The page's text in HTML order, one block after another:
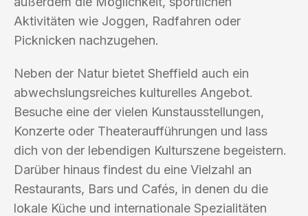
Aktivitäten wie Joggen, Radfahren oder
Picknicken nachzugehen.
Neben der Natur bietet Sheffield auch ein
abwechslungsreiches kulturelles Angebot.
Besuche eine der vielen Kunstausstellungen,
Konzerte oder Theateraufführungen und lass
dich von der lebendigen Kulturszene begeistern.
Darüber hinaus findest du eine Vielzahl an
Restaurants, Bars und Cafés, in denen du die
lokale Küche und internationale Spezialitäten